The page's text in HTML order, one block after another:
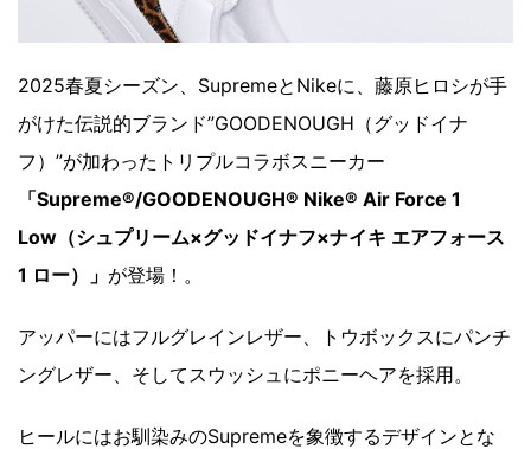
2025春夏シーズン、SupremeとNikeに、藤原ヒロシが手
がけた伝説的ブランド”GOODENOUGH（グッドイナ
フ）”が加わったトリプルコラボスニーカー
「Supreme®/GOODENOUGH® Nike® Air Force 1
Low（シュプリーム×グッドイナフ×ナイキ エアフォース
1 ロー）」 が登場！。
アッパーにはフルグレインレザー、トウボックスにパンチ
ングレザー、そしてスウッシュにポニーヘアを採用。
ヒールにはお馴染みのSupremeを象徴するデザインとな